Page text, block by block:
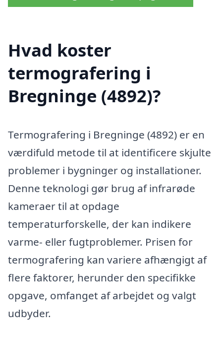
Hvad koster
termografering i
Bregninge (4892)?
Termografering i Bregninge (4892) er en
værdifuld metode til at identificere skjulte
problemer i bygninger og installationer.
Denne teknologi gør brug af infrarøde
kameraer til at opdage
temperaturforskelle, der kan indikere
varme- eller fugtproblemer. Prisen for
termografering kan variere afhængigt af
flere faktorer, herunder den specifikke
opgave, omfanget af arbejdet og valgt
udbyder.